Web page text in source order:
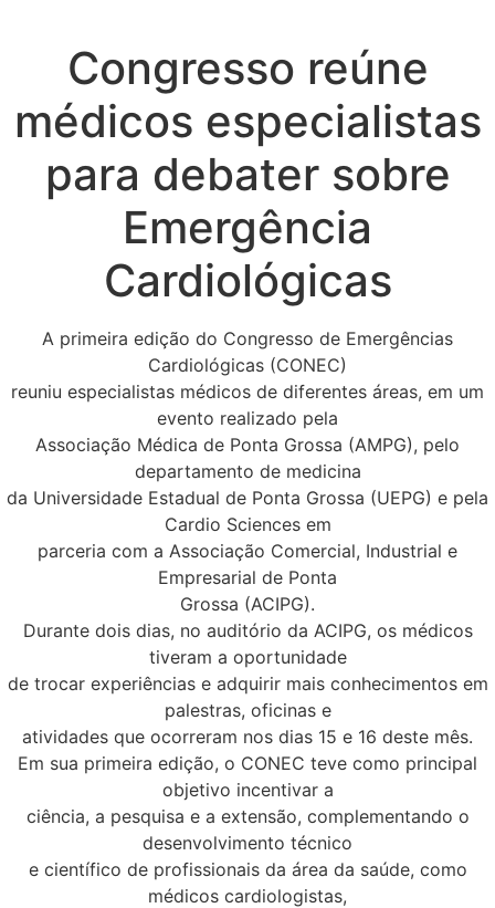
Congresso reúne
médicos especialistas
para debater sobre
Emergência
Cardiológicas
A primeira edição do Congresso de Emergências
Cardiológicas (CONEC)
reuniu especialistas médicos de diferentes áreas, em um
evento realizado pela
Associação Médica de Ponta Grossa (AMPG), pelo
departamento de medicina
da Universidade Estadual de Ponta Grossa (UEPG) e pela
Cardio Sciences em
parceria com a Associação Comercial, Industrial e
Empresarial de Ponta
Grossa (ACIPG).
Durante dois dias, no auditório da ACIPG, os médicos
tiveram a oportunidade
de trocar experiências e adquirir mais conhecimentos em
palestras, oficinas e
atividades que ocorreram nos dias 15 e 16 deste mês.
Em sua primeira edição, o CONEC teve como principal
objetivo incentivar a
ciência, a pesquisa e a extensão, complementando o
desenvolvimento técnico
e científico de profissionais da área da saúde, como
médicos cardiologistas,